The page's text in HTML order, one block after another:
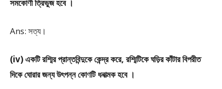
সমকোণী ত্রিভুজ হবে ।
Ans: সত্য।
(iv) একটি রশ্মির প্রান্তবিন্দুকে কেন্দ্র করে, রশ্মিটিকে ঘড়ির কাঁটার বিপরীত
দিকে ঘোরার জন্য উৎপন্ন কোণটি ধনাত্মক হবে ।